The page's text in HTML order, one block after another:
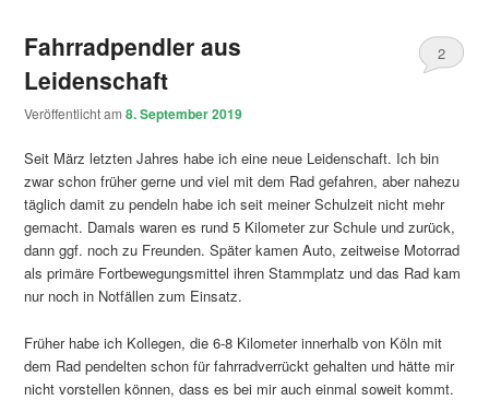
Fahrradpendler aus
Leidenschaft
Veröffentlicht am8. September 2019
2
Seit März letzten Jahres habe ich eine neue Leidenschaft. Ich bin
zwar schon früher gerne und viel mit dem Rad gefahren, aber nahezu
täglich damit zu pendeln habe ich seit meiner Schulzeit nicht mehr
gemacht. Damals waren es rund 5 Kilometer zur Schule und zurück,
dann ggf. noch zu Freunden. Später kamen Auto, zeitweise Motorrad
als primäre Fortbewegungsmittel ihren Stammplatz und das Rad kam
nur noch in Notfällen zum Einsatz.
Früher habe ich Kollegen, die 6-8 Kilometer innerhalb von Köln mit
dem Rad pendelten schon für fahrradverrückt gehalten und hätte mir
nicht vorstellen können, dass es bei mir auch einmal soweit kommt.